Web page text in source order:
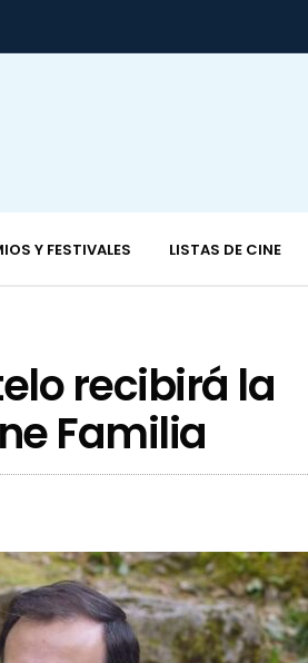
Y FESTIVALES LISTAS DE CINE
recibirá la
Familia